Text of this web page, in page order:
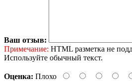
Ваш отзыв:
Примечание: HTML разметка не
Используйте обычный текст.
Оценка: Плохо